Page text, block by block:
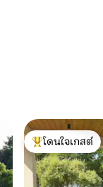
โดนใจเกสต์ที่สุด
โดนใจเกสต์